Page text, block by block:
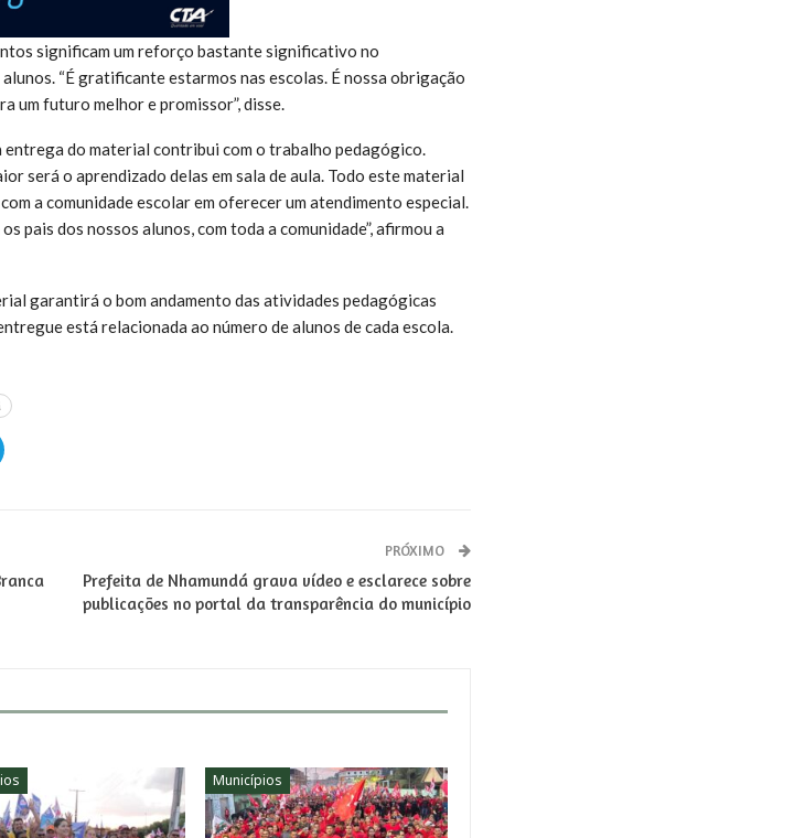
significam um reforço bastante significativo no
“É gratificante estarmos nas escolas. É nossa obrigação
um futuro melhor e promissor”, disse.
do material contribui com o trabalho pedagógico.
será o aprendizado delas em sala de aula. Todo este material
a comunidade escolar em oferecer um atendimento especial.
pais dos nossos alunos, com toda a comunidade”, afirmou a
garantirá o bom andamento das atividades pedagógicas
está relacionada ao número de alunos de cada escola.
PRÓXIMO
Prefeita de Nhamundá grava vídeo e esclarece sobre
publicações no portal da transparência do município
Municípios